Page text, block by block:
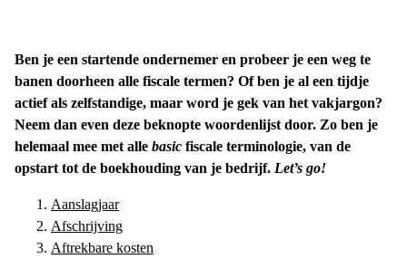
Ben je een startende ondernemer en probeer je een weg te
banen doorheen alle fiscale termen? Of ben je al een tijdje
actief als zelfstandige, maar word je gek van het vakjargon?
Neem dan even deze beknopte woordenlijst door. Zo ben je
helemaal mee met alle basic fiscale terminologie, van de
opstart tot de boekhouding van je bedrijf. Let’s go!
Aanslagjaar
Afschrijving
Aftrekbare kosten